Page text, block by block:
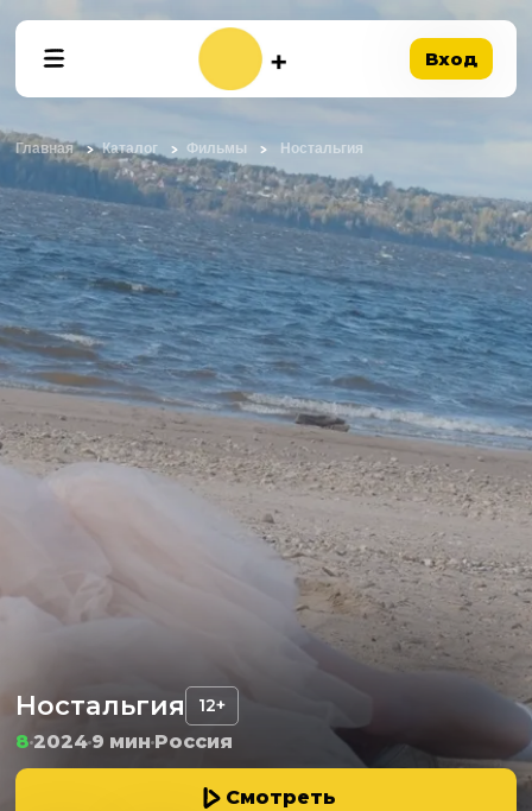
Вход
Главная Каталог Фильмы Ностальгия
Ностальгия 12+
8 20249 мин Россия
Смотреть